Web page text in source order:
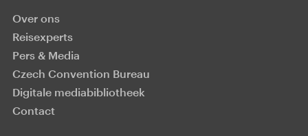
Over ons
Reisexperts
Pers & Media
Czech Convention Bureau
Digitale mediabibliotheek
Contact